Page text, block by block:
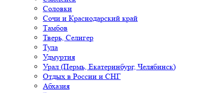
Соловки
Сочи и Краснодарский край
Тамбов
Тверь, Селигер
Тула
Удмуртия
Урал (Пермь, Екатеринбург, Челябинск)
Отдых в России и СНГ
Абхазия